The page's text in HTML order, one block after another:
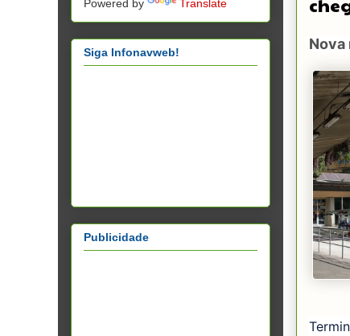
Nova
Powered by Translate
Siga Infonavweb!
Publicidade